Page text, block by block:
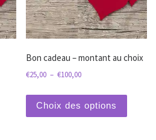
Bon cadeau – montant au choix
€25,00 – €100,00Plage de prix : €25,00 à
Choix des options